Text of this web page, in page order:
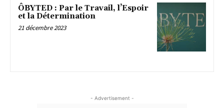
ÔBYTED : Par le Travail, l’Espoir
et la Détermination
21 décembre 2023
- Advertisement -